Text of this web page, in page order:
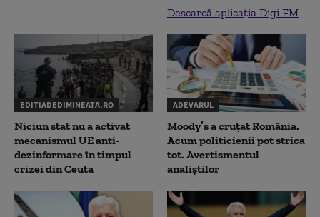
Descarcă aplicația Digi FM
EDITIADEDIMINEATA.RO
Niciun stat nu a activat
mecanismul UE anti-
dezinformare în timpul
crizei din Ceuta
ADEVARUL
Moody’s a cruțat România.
Acum politicienii pot strica
tot. Avertismentul
analiștilor